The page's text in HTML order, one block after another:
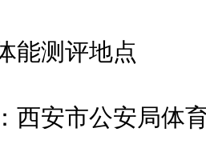
测评地点
安市公安局体